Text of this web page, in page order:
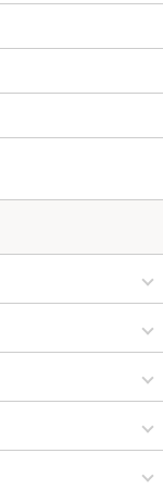
フライドポテト